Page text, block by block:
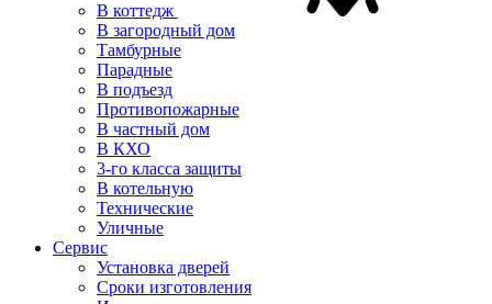
В коттедж
В загородный дом
Тамбурные
Парадные
В подъезд
Противопожарные
В частный дом
В КХО
3-го класса защиты
В котельную
Технические
Уличные
Сервис
Установка дверей
Сроки изготовления